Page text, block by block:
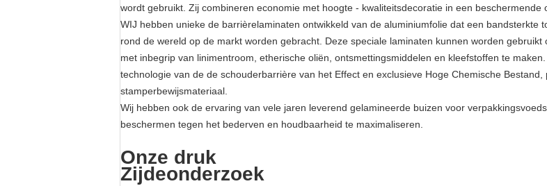
wordt gebruikt. Zij combineren economie met hoogte - kwaliteitsdecoratie in een beschermende
WIJ hebben unieke de barrièrelaminaten ontwikkeld van de aluminiumfolie dat een
rond de wereld op de markt worden gebracht. Deze speciale laminaten kunnen worden
met inbegrip van linimentroom, etherische oliën, ontsmettingsmiddelen en kleefstoffen te
technologie van de de schouderbarrière van het Effect en exclusieve Hoge Chemische
stamperbewijsmateriaal.
Wij hebben ook de ervaring van vele jaren leverend gelamineerde buizen voor
beschermen tegen het bederven en houdbaarheid te maximaliseren.
Onze druk
Zijdeonderzoek